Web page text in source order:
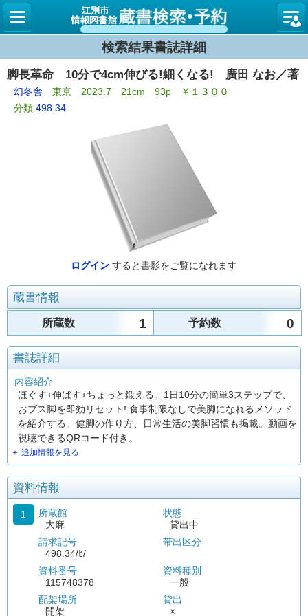
図書館
検索結果書誌詳細
脚長革命 10分で4cm伸びる!細くなる! 廣田 なお／著
幻冬舎 東京 2023.7 21cm 93p ￥１３００
分類:498.34
ログイン すると書影をご覧になれます
蔵書情報
所蔵数 1 予約数 0
書誌詳細
内容紹介
ほぐす+伸ばす+ちょっと鍛える。1日10分の簡単3ステップで、
おブス脚を即効リセット! 食事制限なしで美脚になれるメソッド
を紹介する。健脚の作り方、日常生活の美脚習慣も掲載。動画を
視聴できるQRコード付き。
＋ 追加情報を見る
資料情報
1
所蔵館
大麻
請求記号
498.34/ﾋ/
資料番号
115748378
配架場所
開架
状態
貸出中
帯出区分
資料種別
一般
貸出
×